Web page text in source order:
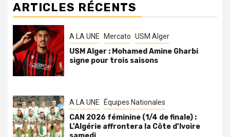
ARTICLES RÉCENTS
A LA UNE Mercato USM Alger
USM Alger : Mohamed Amine Gharbi
signe pour trois saisons
A LA UNE Équipes Nationales
CAN 2026 féminine (1/4 de finale) :
L’Algérie affrontera la Côte d’Ivoire